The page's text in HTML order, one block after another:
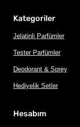
Kategoriler
Jelatinli Parfümler
Tester Parfümler
Deodorant & Sprey
Hediyelik Setler
Hesabım